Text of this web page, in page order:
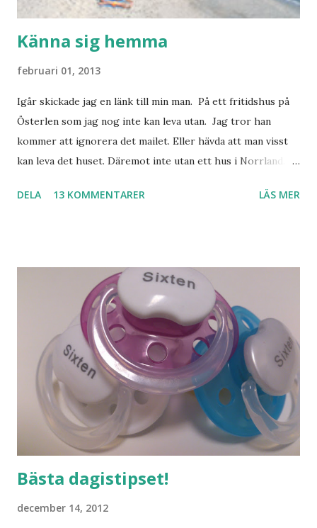
Känna sig hemma
februari 01, 2013
Igår skickade jag en länk till min man. På ett fritidshus på
Österlen som jag nog inte kan leva utan. Jag tror han
kommer att ignorera det mailet. Eller hävda att man visst
kan leva det huset. Däremot inte utan ett hus i Norrland.
används. Min man samlar på hus. Bara inte såna hus som
lånade från www.ystad.se
DELA 13 KOMMENTARER LÄS MER
Bästa dagistipset!
december 14, 2012